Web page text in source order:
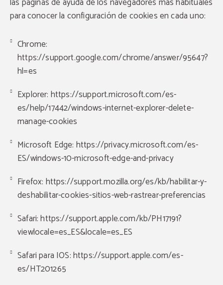
para conocer la configuración de cookies en cada uno:
Chrome:
https://support.google.com/chrome/answer/95647?
hl=es
Explorer: https://support.microsoft.com/es-
es/help/17442/windows-internet-explorer-delete-
manage-cookies
Microsoft Edge: https://privacy.microsoft.com/es-
ES/windows-10-microsoft-edge-and-privacy
Firefox: https://support.mozilla.org/es/kb/habilitar-y-
deshabilitar-cookies-sitios-web-rastrear-preferencias
Safari:https://support.apple.com/kb/PH17191?
viewlocale=es_ES&locale=es_ES
Safari para IOS:https://support.apple.com/es-
es/HT201265